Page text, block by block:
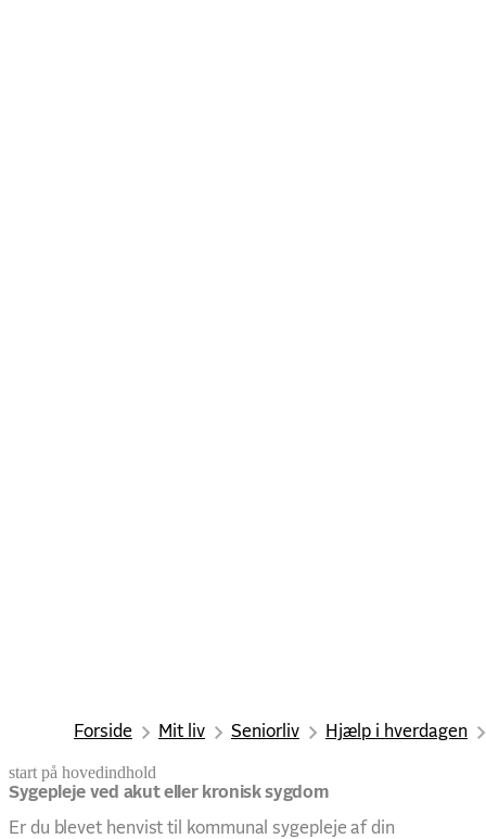
Forside Mit liv Seniorliv Hjælp i hverdagen
start på hovedindhold
Sygepleje ved akut eller kronisk sygdom
Er du blevet henvist til kommunal sygepleje af din
senest opdateret 15. juni 2026